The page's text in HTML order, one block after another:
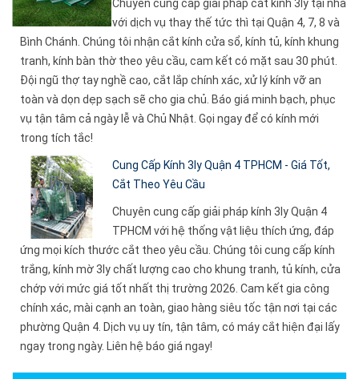
Chuyên cung cấp giải pháp cắt kính 3ly tại nhà
với dịch vụ thay thế tức thì tại Quận 4, 7, 8 và
Bình Chánh. Chúng tôi nhận cắt kính cửa sổ, kính tủ, kính khung
tranh, kính bàn thờ theo yêu cầu, cam kết có mặt sau 30 phút.
Đội ngũ thợ tay nghề cao, cắt lắp chính xác, xử lý kính vỡ an
toàn và dọn dẹp sạch sẽ cho gia chủ. Báo giá minh bạch, phục
vụ tận tâm cả ngày lễ và Chủ Nhật. Gọi ngay để có kính mới
trong tích tắc!
Cung Cấp Kính 3ly Quận 4 TPHCM - Giá Tốt,
Cắt Theo Yêu Cầu
Chuyên cung cấp giải pháp kính 3ly Quận 4
TPHCM với hệ thống vật liệu thích ứng, đáp
ứng mọi kích thước cắt theo yêu cầu. Chúng tôi cung cấp kính
trắng, kính mờ 3ly chất lượng cao cho khung tranh, tủ kính, cửa
chớp với mức giá tốt nhất thị trường 2026. Cam kết gia công
chính xác, mài cạnh an toàn, giao hàng siêu tốc tận nơi tại các
phường Quận 4. Dịch vụ uy tín, tận tâm, có máy cắt hiện đại lấy
ngay trong ngày. Liên hệ báo giá ngay!